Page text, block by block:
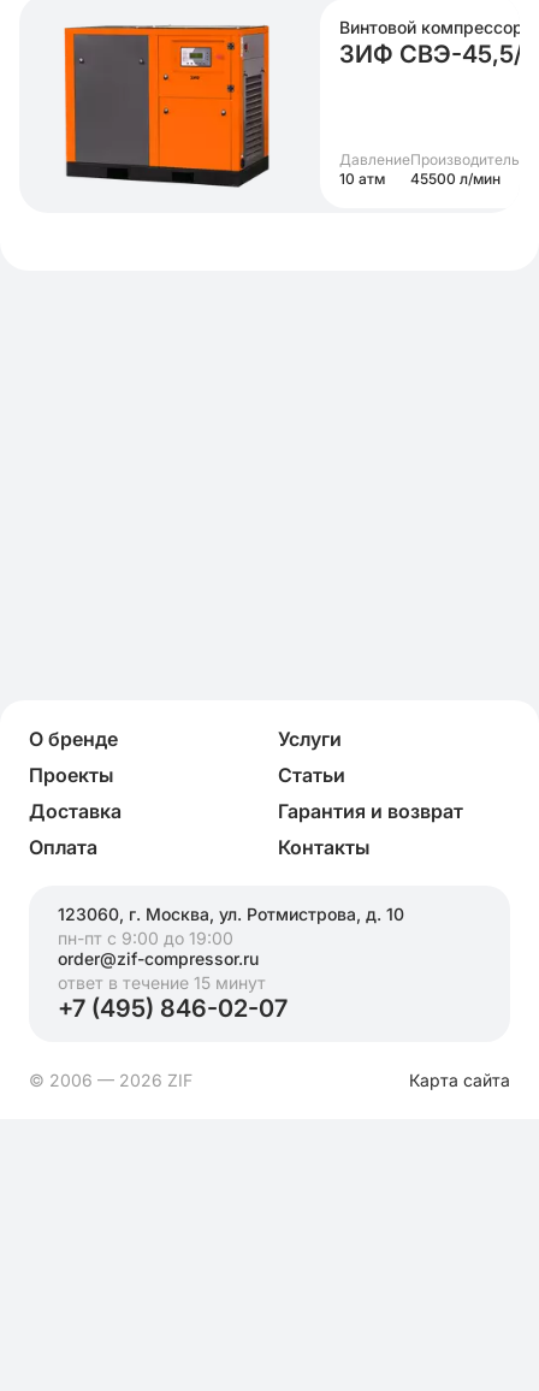
Винтовой компрессор
ЗИФ СВЭ-45,5/
Давление
10 атм
45500 л/мин
О бренде
Услуги
Проекты
Статьи
Доставка
Гарантия и возврат
Оплата
Контакты
123060, г. Москва, ул. Ротмистрова, д. 10
пн-пт с 9:00 до 19:00
order@zif-compressor.ru
ответ в течение 15 минут
+7 (495) 846-02-07
© 2006 — 2026 ZIF Карта сайта